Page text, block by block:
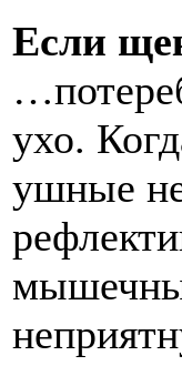
Если
ухо.
ушные